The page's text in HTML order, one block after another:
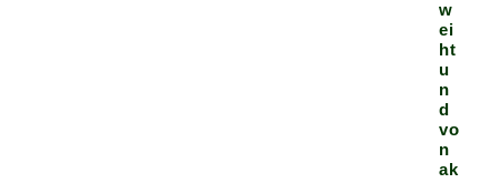
w
ei
ht
u
n
d
vo
n
ak